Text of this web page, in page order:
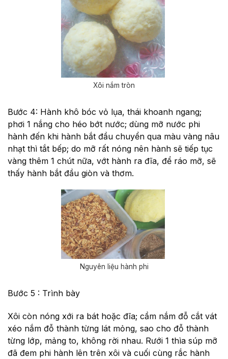
Xôi nắm tròn
Bước 4: Hành khô bóc vỏ lụa, thái khoanh ngang;
phơi 1 nắng cho héo bớt nước; dùng mỡ nước phi
hành đến khi hành bắt đầu chuyển qua màu vàng nâu
nhạt thì tắt bếp; do mỡ rất nóng nên hành sẽ tiếp tục
vàng thêm 1 chút nữa, vớt hành ra đĩa, để ráo mỡ, sẽ
thấy hành bắt đầu giòn và thơm.
Nguyên liệu hành phi
Bước 5 : Trình bày
Xôi còn nóng xới ra bát hoặc đĩa; cầm nắm đỗ cắt vát
xéo nắm đỗ thành từng lát mỏng, sao cho đỗ thành
từng lớp, mảng to, không rời nhau. Rưới 1 thìa súp mỡ
đã đem phi hành lên trên xôi và cuối cùng rắc hành